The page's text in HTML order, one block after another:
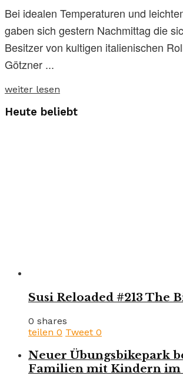
Bei idealen Temperaturen und
gaben sich gestern Nachmittag die
Besitzer von kultigen italienischen
Götzner ...
weiter lesen
Heute beliebt
Susi Reloaded #213 The
0 shares
teilen 0 Tweet 0
Neuer Übungsbikepark
Familien mit Kindern